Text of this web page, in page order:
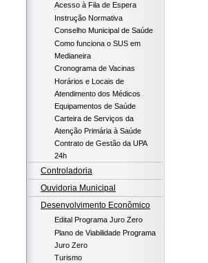
Acesso à Fila de Espera
Instrução Normativa
Conselho Municipal de Saúde
Como funciona o SUS em
Medianeira
Cronograma de Vacinas
Horários e Locais de
Atendimento dos Médicos
Equipamentos de Saúde
Carteira de Serviços da
Atenção Primária à Saúde
Contrato de Gestão da UPA
24h
Controladoria
Ouvidoria Municipal
Desenvolvimento Econômico
Edital Programa Juro Zero
Plano de Viabilidade Programa
Juro Zero
Turismo